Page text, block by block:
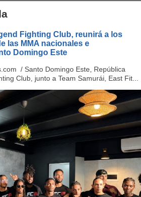
Fighting Club, reunirá a los
las MMA nacionales e
Domingo Este
/ Santo Domingo Este, República
Club, junto a Team Samurái, East Fit...